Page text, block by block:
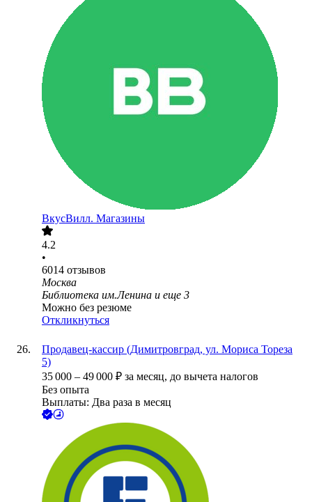
ВкусВилл. Магазины
4.2
•
6014 отзывов
Москва
Библиотека им.Ленина и еще 3
Можно без резюме
Откликнуться
Продавец-кассир (Димитровград, ул. Мориса Тореза
5)
35 000 – 49 000 ₽ за месяц, до вычета налогов
Без опыта
Выплаты: Два раза в месяц